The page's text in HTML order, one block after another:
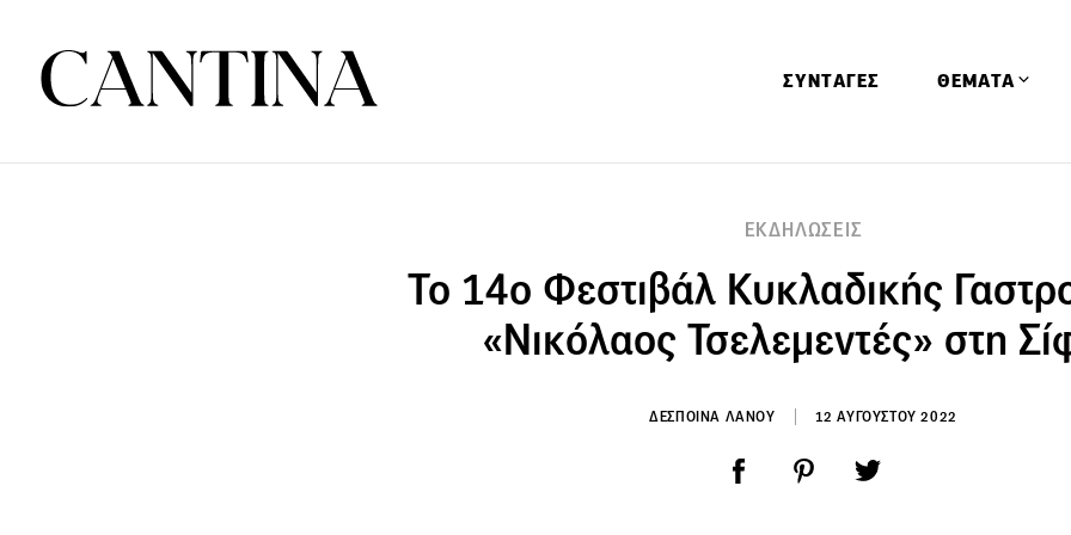
ΣΥΝΤΑΓΕΣ ΘΕΜΑΤΑ
Ειδήσεις
ΕΚΔΗΛΩΣΕΙΣ
Το 14ο Φεστιβάλ Κυκλαδικής
«Νικόλαος Τσελεμεντές» στη
ΔΕΣΠΟΙΝΑ ΛΑΝΟΥ 12 ΑΥΓΟΥΣΤΟΥ 2022